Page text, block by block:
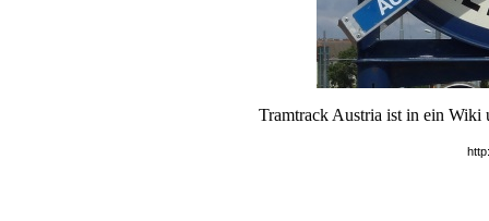
Tramtrack Austria ist in ein Wiki